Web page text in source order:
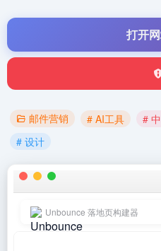
打开
邮件营销 # AI工具 #
# 设计
Unbounce 落地页构建器